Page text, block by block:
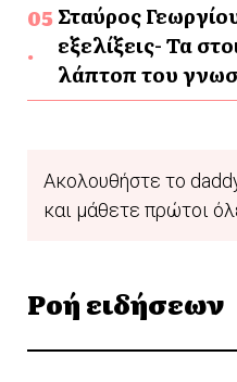
Σταύρος
εξελίξεις- Τα
λάπτοπ του
Ακολουθήστε το
και μάθετε πρώτοι
Ροή ειδήσεων